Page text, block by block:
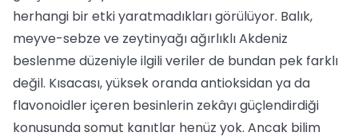
herhangi bir etki yaratmadıkları görülüyor. Balık,
meyve-sebze ve zeytinyağı ağırlıklı Akdeniz
beslenme düzeniyle ilgili veriler de bundan pek farklı
değil. Kısacası, yüksek oranda antioksidan ya da
flavonoidler içeren besinlerin zekâyı güçlendirdiği
konusunda somut kanıtlar henüz yok. Ancak bilim